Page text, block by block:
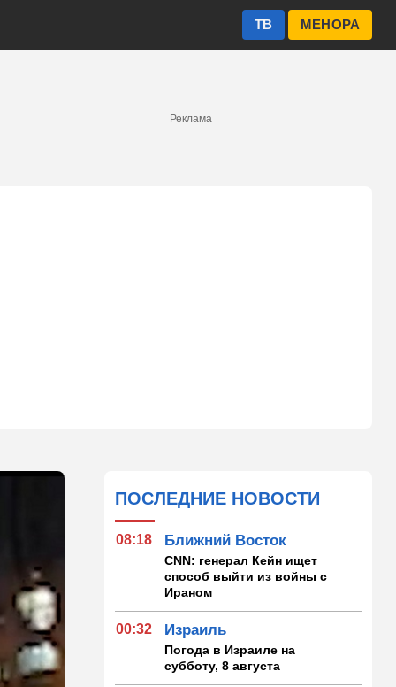
МЕНОРА
ТВ
Реклама
ПОСЛЕДНИЕ НОВОСТИ
08:18 Ближний Восток
CNN: генерал Кейн ищет
способ выйти из войны с
Ираном
00:32 Израиль
Погода в Израиле на
субботу, 8 августа